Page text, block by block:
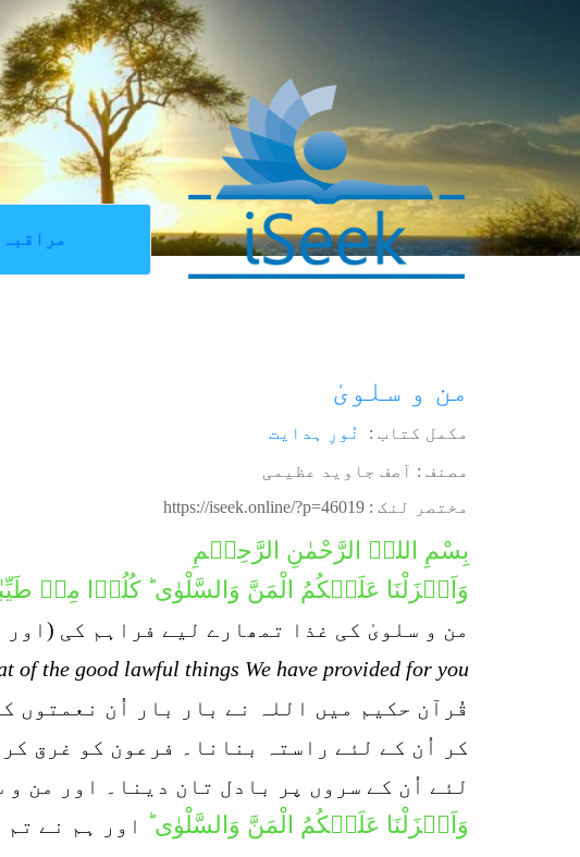
مراقبہ
من و سلویٰ
مکمل کتاب : نُورِ ہدایت
مصنف : آصف جاوید عظیمی
مختصر لنک : https://iseek.online/?p=46019
بِسْمِ اللہِ الرَّحْمٰنِ الرَّحِیۡمِ
وَاَنۡزَلْنَا عَلَیۡكُمُ الْمَنَّ وَالسَّلْوٰی ؕ كُلُوۡا مِنۡ
من و سلویٰ کی غذا تمھارے لیے فراہم کی
of the good lawful things We have provided for you.
قُرآن حکیم میں اللہ نے بار بار اُن نعمتوں
کر اُن کے لئے راستہ بنانا۔ فرعون کو غرق
لئے اُن کے سروں پر بادل تان دینا۔ اور من و
وَاَنۡزَلْنَا عَلَیۡكُمُ الْمَنَّ وَالسَّلْوٰی ؕ اور ہم نے تم